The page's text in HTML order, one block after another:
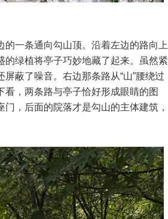
一条通向勾山顶。沿着左边的路向上
绿植将亭子巧妙地藏了起来。虽然紧
蔽了噪音。右边那条路从“山”腰绕过
，两条路与亭子恰好形成眼睛的图
，后面的院落才是勾山的主体建筑，